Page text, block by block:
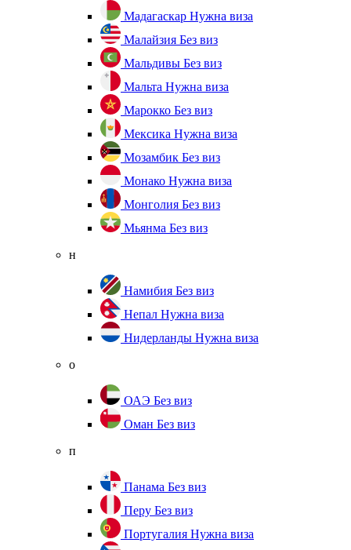
Мадагаскар Нужна виза
Малайзия Без виз
Мальдивы Без виз
Мальта Нужна виза
Марокко Без виз
Мексика Нужна виза
Мозамбик Без виз
Монако Нужна виза
Монголия Без виз
Мьянма Без виз
н
Намибия Без виз
Непал Нужна виза
Нидерланды Нужна виза
о
ОАЭ Без виз
Оман Без виз
п
Панама Без виз
Перу Без виз
Португалия Нужна виза